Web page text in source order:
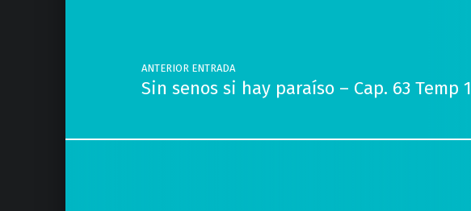
ANTERIOR ENTRADA
Sin senos si hay paraíso – Cap. 63 Temp 1